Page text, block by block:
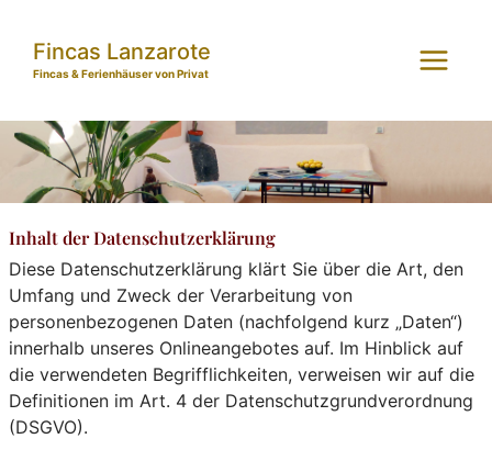
Inhalt
springen
Fincas Lanzarote
Fincas & Ferienhäuser von Privat
Inhalt der Datenschutzerklärung
Diese Datenschutzerklärung klärt Sie über die Art, den
Umfang und Zweck der Verarbeitung von
personenbezogenen Daten (nachfolgend kurz „Daten“)
innerhalb unseres Onlineangebotes auf. Im Hinblick auf
die verwendeten Begrifflichkeiten, verweisen wir auf die
Definitionen im Art. 4 der Datenschutzgrundverordnung
(DSGVO).